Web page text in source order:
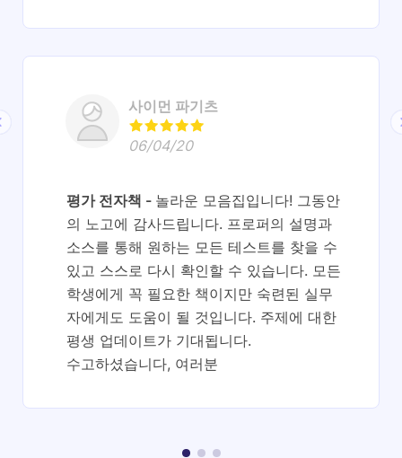
사이먼 파기츠
06/04/20
평가 전자책
놀라운 모음집입니다! 그동안
의 노고에 감사드립니다. 프로퍼의 설명과
소스를 통해 원하는 모든 테스트를 찾을 수
있고 스스로 다시 확인할 수 있습니다. 모든
학생에게 꼭 필요한 책이지만 숙련된 실무
자에게도 도움이 될 것입니다. 주제에 대한
평생 업데이트가 기대됩니다.
수고하셨습니다, 여러분